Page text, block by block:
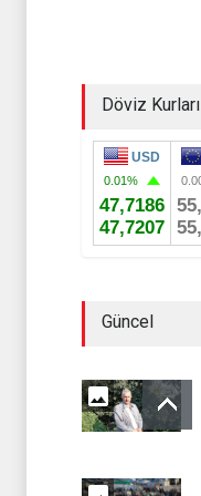
Döviz Kurları
Güncel